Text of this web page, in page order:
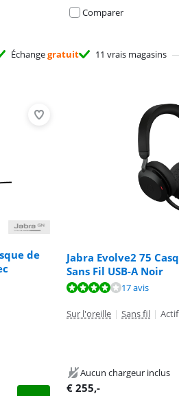
Comparer
Échangegratuit 11 vrais magasins
de
Jabra Evolve2 75
Sans Fil USB-A Noir
17 avis
Sur l'oreille | Sans fil | Actif
Aucun chargeur inclus
€ 255,-